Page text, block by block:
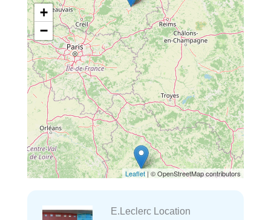
+
−
Leaflet | © OpenStreetMap contributors
E.Leclerc Location